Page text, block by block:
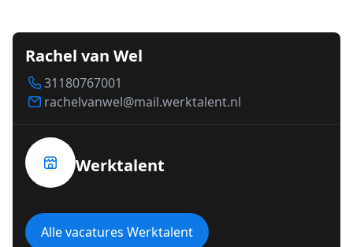
Rachel van Wel
31180767001
rachelvanwel@mail.werktalent.nl
Werktalent
Alle vacatures Werktalent